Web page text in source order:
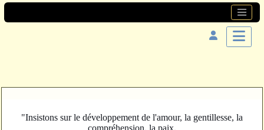
"Insistons sur le développement de l'amour, la gentillesse, la
compréhension, la paix.